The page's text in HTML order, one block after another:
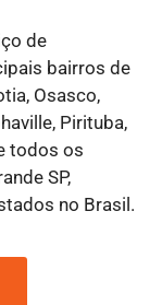
de
bairros de
Osasco,
Pirituba,
todos os
SP,
no Brasil.